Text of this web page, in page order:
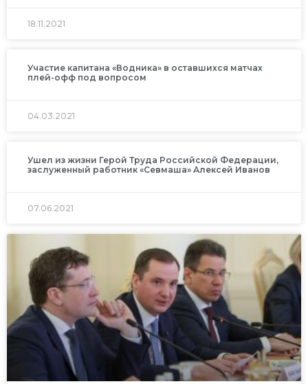
18.11.2021
Участие капитана «Водника» в оставшихся матчах
плей-офф под вопросом
04.03.2021
Ушел из жизни Герой Труда Российской Федерации,
заслуженный работник «Севмаша» Алексей Иванов
07.06.2021